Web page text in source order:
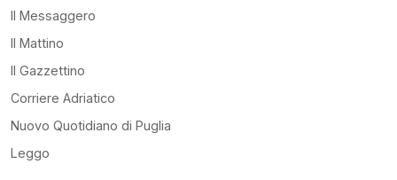
Il Messaggero
Il Mattino
Il Gazzettino
Corriere Adriatico
Nuovo Quotidiano di Puglia
Leggo